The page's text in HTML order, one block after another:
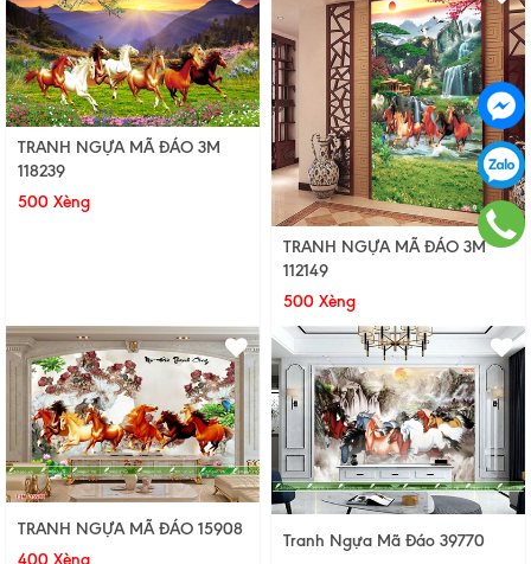
TRANH NGỰA MÃ ĐÁO 3M
118239
500 Xèng
TRANH NGỰA MÃ ĐÁO 3M
112149
500 Xèng
TRANH NGỰA MÃ ĐÁO 15908
400 Xèng
Tranh Ngựa Mã Đáo 39770